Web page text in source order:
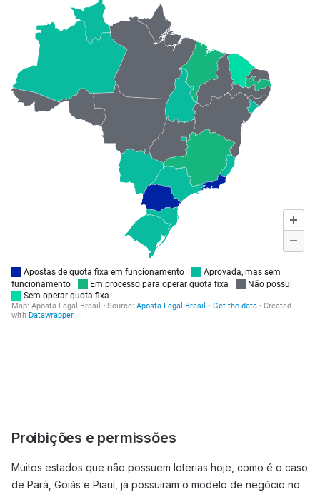
Proibições e permissões
Muitos estados que não possuem loterias hoje, como é o caso
de Pará, Goiás e Piauí, já possuíram o modelo de negócio no